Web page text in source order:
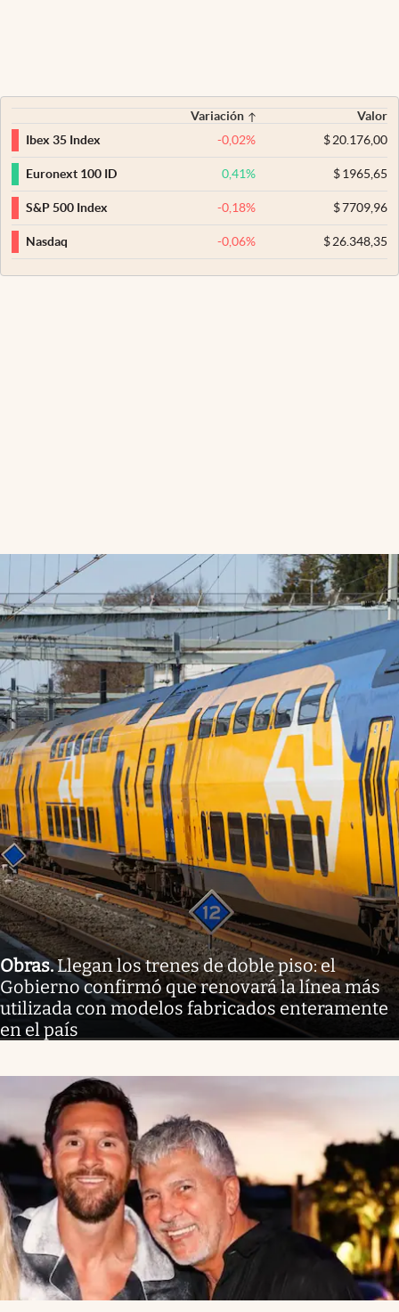
Variación
Valor
Ibex 35 Index
-0,02% $20.176,00
Euronext 100 ID 0,41% $1965,65
S&P 500 Index -0,18% $7709,96
Nasdaq -0,06% $26.348,35
Obras.Llegan los trenes de doble piso: el
Gobierno confirmó que renovará la línea más
utilizada con modelos fabricados enteramente
en el país